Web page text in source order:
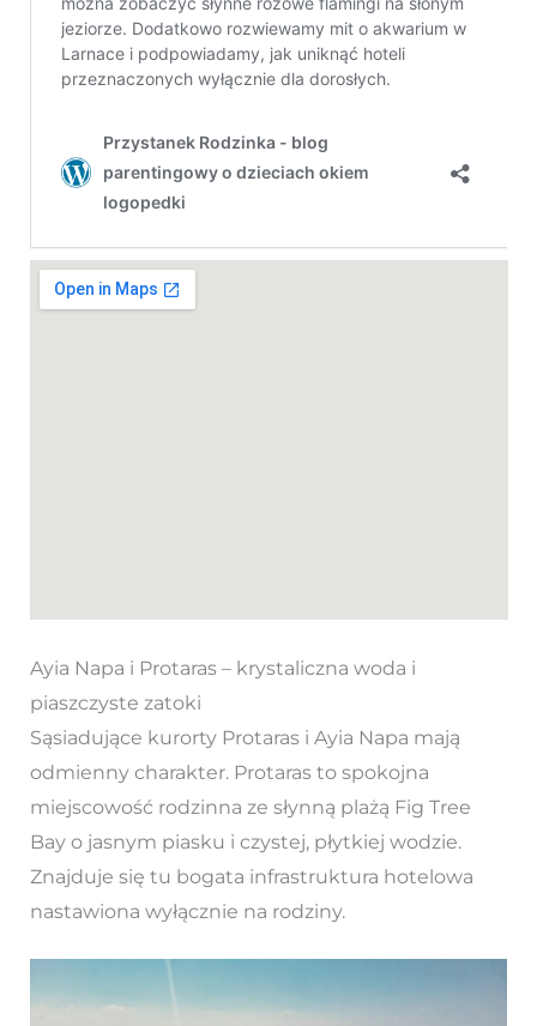
Ayia Napa i Protaras – krystaliczna woda i
piaszczyste zatoki
Sąsiadujące kurorty Protaras i Ayia Napa mają
odmienny charakter. Protaras to spokojna
miejscowość rodzinna ze słynną plażą Fig Tree
Bay o jasnym piasku i czystej, płytkiej wodzie.
Znajduje się tu bogata infrastruktura hotelowa
nastawiona wyłącznie na rodziny.